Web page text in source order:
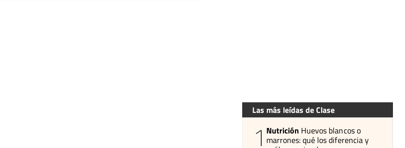
Las más leídas de Clase
1 Nutrición Huevos blancos o
marrones: qué los diferencia y